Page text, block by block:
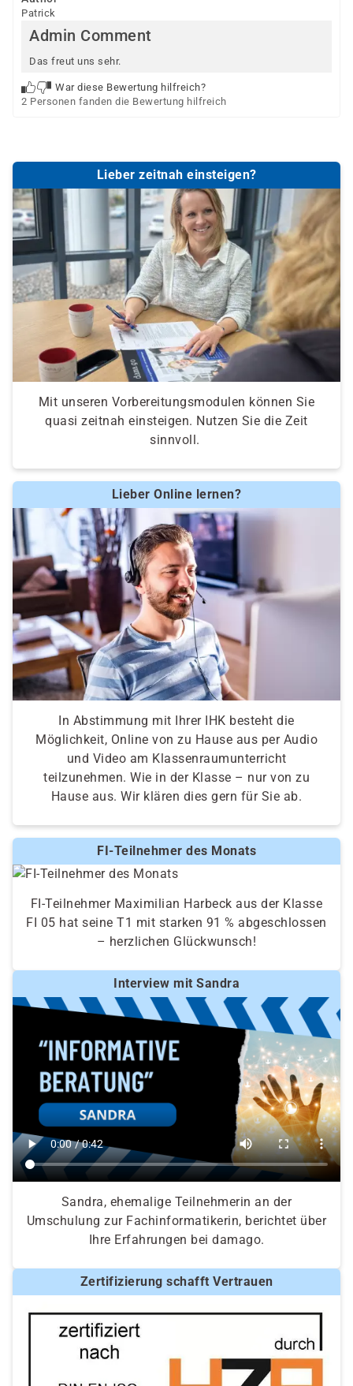
Patrick
Admin Comment
Das freut uns sehr.
War diese Bewertung hilfreich?
2 Personen fanden die Bewertung hilfreich
Lieber zeitnah einsteigen?
Mit unseren Vorbereitungsmodulen können Sie
quasi zeitnah einsteigen. Nutzen Sie die Zeit
sinnvoll.
Lieber Online lernen?
In Abstimmung mit Ihrer IHK besteht die
Möglichkeit, Online von zu Hause aus per Audio
und Video am Klassenraumunterricht
teilzunehmen. Wie in der Klasse – nur von zu
Hause aus. Wir klären dies gern für Sie ab.
FI-Teilnehmer des Monats
FI-Teilnehmer Maximilian Harbeck aus der Klasse
FI 05 hat seine T1 mit starken 91 % abgeschlossen
– herzlichen Glückwunsch!
Interview mit Sandra
Sandra, ehemalige Teilnehmerin an der
Umschulung zur Fachinformatikerin, berichtet über
Ihre Erfahrungen bei damago.
Zertifizierung schafft Vertrauen